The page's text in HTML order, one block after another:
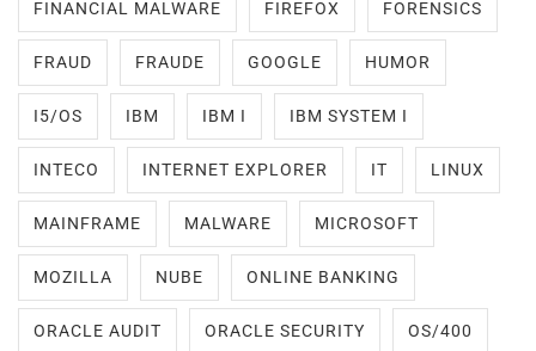
FINANCIAL MALWARE FIREFOX FORENSICS
FRAUD FRAUDE GOOGLE HUMOR
I5/OS IBM IBM I IBM SYSTEM I
INTECO INTERNET EXPLORER IT LINUX
MAINFRAME MALWARE MICROSOFT
MOZILLA NUBE ONLINE BANKING
ORACLE AUDIT ORACLE SECURITY OS/400